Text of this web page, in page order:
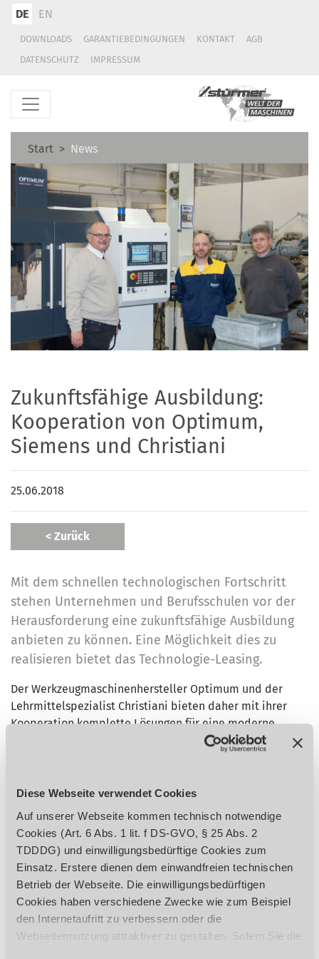
Diese Webseite verwendet Cookies
Auf unserer Webseite kommen technisch notwendige
Cookies (Art. 6 Abs. 1 lit. f DS-GVO, § 25 Abs. 2
TDDDG) und einwilligungsbedürftige Cookies zum
Einsatz. Erstere dienen dem einwandfreien technischen
Betrieb der Webseite. Die einwilligungsbedürftigen
Cookies haben verschiedene Zwecke wie zum Beispiel
den Internetaufritt zu verbessern oder die
Webseitennutzung attraktiver zu gestalten. Sofern Sie die
DE EN
DOWNLOADS GARANTIEBEDINGUNGEN KONTAKT
AGB
DATENSCHUTZ
IMPRESSUM
Start News
Zukunftsfähige Ausbildung:
Kooperation von Optimum,
Siemens und Christiani
25.06.2018
< Zurück
Mit dem schnellen technologischen Fortschritt
stehen Unternehmen und Berufsschulen vor der
Herausforderung eine zukunftsfähige Ausbildung
anbieten zu können. Eine Möglichkeit dies zu
realisieren bietet das Technologie-Leasing.
Der Werkzeugmaschinenhersteller Optimum und der
Lehrmittelspezialist Christiani bieten daher mit ihrer
Kooperation komplette Lösungen für eine moderne
Ausbildung an. Dabei bekommt die Lehrwerkstatt alles
aus einer Hand – inklusive CNC-Maschinen,
Lehrmaterial. Mit der Zusammenarbeit der beiden
ganzen Welt möglich sein in die moderne Ausbildung zu
investieren.
„Der Mangel an qualifizierten Mitarbeitern droht zur
Fortschrittsbremse zu werden. In Zusammenarbeit mit
Christiani und mit dem Einsatz moderner
Finanzierungsinstrumente der Siemens Financial Services
bieten wir Lösungen, dank derer die Ausbildung mit dem